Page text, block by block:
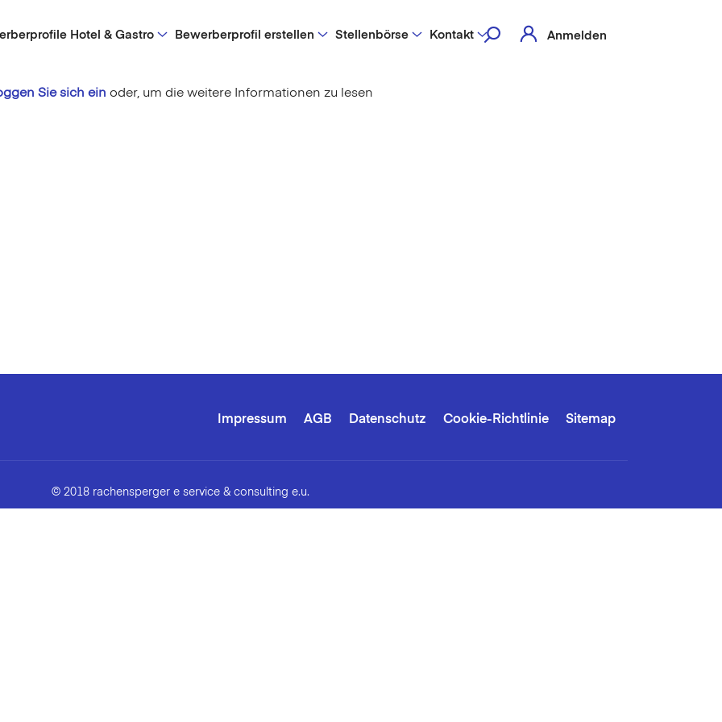
Hotel & Gastro Bewerberprofil erstellen Stellenbörse Kontakt Anmelden
Sie sich ein oder, um die weitere Informationen zu lesen
Impressum AGB Datenschutz Cookie-Richtlinie Sitemap
© 2018 rachensperger e service & consulting e.u.